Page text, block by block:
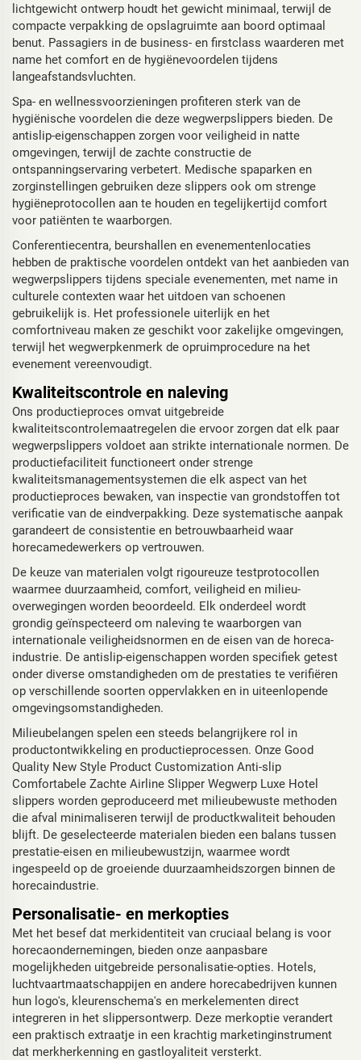
lichtgewicht ontwerp houdt het gewicht minimaal, terwijl de
compacte verpakking de opslagruimte aan boord optimaal
benut. Passagiers in de business- en firstclass waarderen met
name het comfort en de hygiënevoordelen tijdens
langeafstandsvluchten.
Spa- en wellnessvoorzieningen profiteren sterk van de
hygiënische voordelen die deze wegwerpslippers bieden. De
antislip-eigenschappen zorgen voor veiligheid in natte
omgevingen, terwijl de zachte constructie de
ontspanningservaring verbetert. Medische spaparken en
zorginstellingen gebruiken deze slippers ook om strenge
hygiëneprotocollen aan te houden en tegelijkertijd comfort
voor patiënten te waarborgen.
Conferentiecentra, beurshallen en evenementenlocaties
hebben de praktische voordelen ontdekt van het aanbieden van
wegwerpslippers tijdens speciale evenementen, met name in
culturele contexten waar het uitdoen van schoenen
gebruikelijk is. Het professionele uiterlijk en het
comfortniveau maken ze geschikt voor zakelijke omgevingen,
terwijl het wegwerpkenmerk de opruimprocedure na het
evenement vereenvoudigt.
Kwaliteitscontrole en naleving
Ons productieproces omvat uitgebreide
kwaliteitscontrolemaatregelen die ervoor zorgen dat elk paar
wegwerpslippers voldoet aan strikte internationale normen. De
productiefaciliteit functioneert onder strenge
kwaliteitsmanagementsystemen die elk aspect van het
productieproces bewaken, van inspectie van grondstoffen tot
verificatie van de eindverpakking. Deze systematische aanpak
garandeert de consistentie en betrouwbaarheid waar
horecamedewerkers op vertrouwen.
De keuze van materialen volgt rigoureuze testprotocollen
waarmee duurzaamheid, comfort, veiligheid en milieu-
overwegingen worden beoordeeld. Elk onderdeel wordt
grondig geïnspecteerd om naleving te waarborgen van
internationale veiligheidsnormen en de eisen van de horeca-
industrie. De antislip-eigenschappen worden specifiek getest
onder diverse omstandigheden om de prestaties te verifiëren
op verschillende soorten oppervlakken en in uiteenlopende
omgevingsomstandigheden.
Milieubelangen spelen een steeds belangrijkere rol in
productontwikkeling en productieprocessen. Onze Good
Quality New Style Product Customization Anti-slip
Comfortabele Zachte Airline Slipper Wegwerp Luxe Hotel
slippers worden geproduceerd met milieubewuste methoden
die afval minimaliseren terwijl de productkwaliteit behouden
blijft. De geselecteerde materialen bieden een balans tussen
prestatie-eisen en milieubewustzijn, waarmee wordt
ingespeeld op de groeiende duurzaamheidszorgen binnen de
horecaindustrie.
Personalisatie- en merkopties
Met het besef dat merkidentiteit van cruciaal belang is voor
horecaondernemingen, bieden onze aanpasbare
mogelijkheden uitgebreide personalisatie-opties. Hotels,
luchtvaartmaatschappijen en andere horecabedrijven kunnen
hun logo's, kleurenschema's en merkelementen direct
integreren in het slippersontwerp. Deze merkoptie verandert
een praktisch extraatje in een krachtig marketinginstrument
dat merkherkenning en gastloyaliteit versterkt.